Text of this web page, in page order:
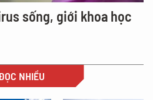
sống, giới khoa học
NHIỀU